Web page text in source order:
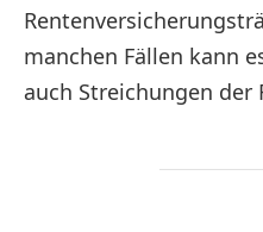
manchen Fällen kann
auch Streichungen der